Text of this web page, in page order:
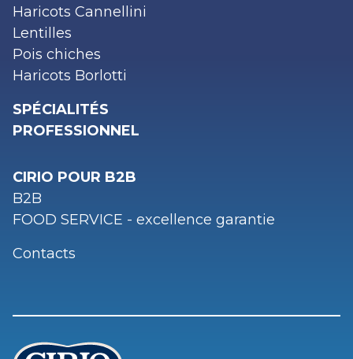
Haricots Cannellini
Lentilles
Pois chiches
Haricots Borlotti
SPÉCIALITÉS
PROFESSIONNEL
CIRIO POUR B2B
B2B
FOOD SERVICE - excellence garantie
Contacts